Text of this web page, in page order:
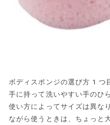
ボディスポンジの選び方1つ
手に持って洗いやすい手のひ
使い方によってサイズは異な
ながら使うときは、ちょっと